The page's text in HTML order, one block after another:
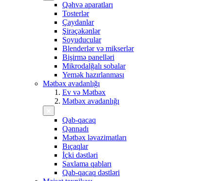
Qəhvə aparatları
Tosterlər
Çaydanlar
Şirəçəkənlər
Soyuducular
Blenderlər və mikserlər
Bişirmə panelləri
Mikrodalğalı sobalar
Yemək hazırlanması
Mətbəx avadanlığı
Ev və Mətbəx
Mətbəx avadanlığı
Qab-qacaq
Qənnadı
Mətbəx ləvazimatları
Bıçaqlar
İçki dəstləri
Saxlama qabları
Qab-qacaq dəstləri